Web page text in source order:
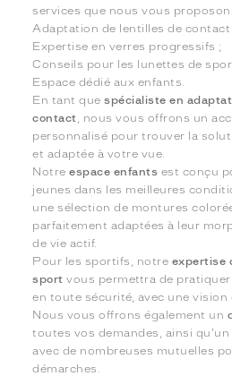
services que nous vous
Adaptation de lentilles de contact
Expertise en verres progressifs ;
Conseils pour les lunettes de
Espace dédié aux enfants.
En tant quespécialiste en
contact , nous vous offrons un
personnalisé pour trouver la
et adaptée à votre vue.
Notreespace enfants est conçu
jeunes dans les meilleures
une sélection de montures
parfaitement adaptées à leur
de vie actif.
Pour les sportifs, notre expertise
sport vous permettra de
en toute sécurité, avec une vision
Nous vous offrons également un
toutes vos demandes, ainsi
avec de nombreuses mutuelles
démarches.